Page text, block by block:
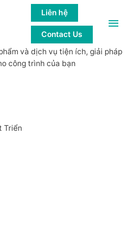
Main
Liên hệ
Contact Us
các công trình bền
và dịch vụ tiện ích, giải pháp
công trình của bạn
Triển